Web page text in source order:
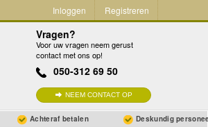
Inloggen Registreren
Vragen?
Voor uw vragen neem gerust
contact met ons op!
050-312 69 50
NEEM CONTACT OP
Achteraf betalen Deskundig